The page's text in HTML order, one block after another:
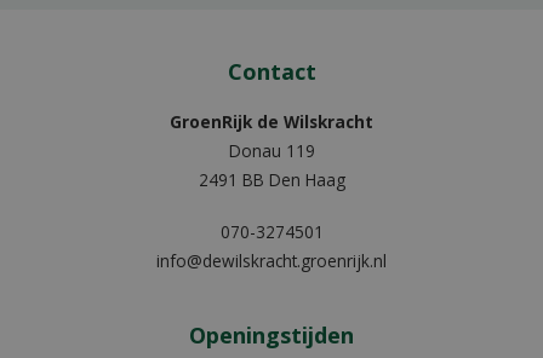
Contact
GroenRijk de Wilskracht
Donau 119
2491 BB Den Haag
070-3274501
info@dewilskracht.groenrijk.nl
Openingstijden